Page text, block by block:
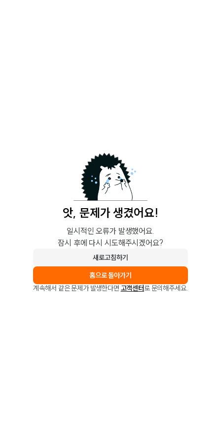
앗, 문제가 생겼어요!
일시적인 오류가 발생했어요.
잠시 후에 다시 시도해주시겠어요?
새로고침하기
홈으로 돌아가기
계속해서 같은 문제가 발생한다면 고객센터로 문의해주세요.